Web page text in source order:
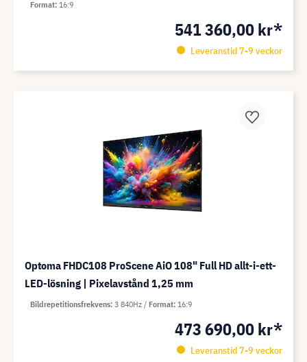
541 360,00 kr*
Leveranstid 7-9 veckor
Format 16:9
Optoma FHDC108 ProScene AiO 108" Full HD allt-i-ett-
LED-lösning | Pixelavstånd 1,25 mm
473 690,00 kr*
Leveranstid 7-9 veckor
Bildrepetitionsfrekvens 3 840Hz Format 16:9